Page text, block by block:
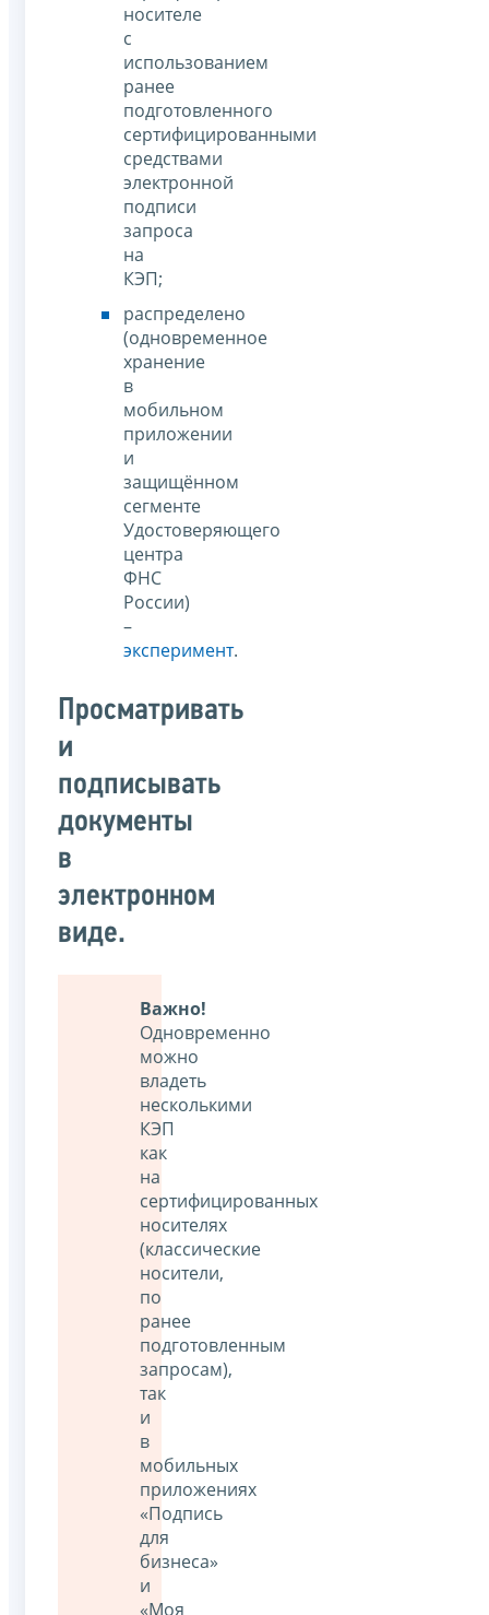
носителе
с
использованием
ранее
подготовленного
сертифицированными
средствами
электронной
подписи
запроса
на
КЭП;
распределено
(одновременное
хранение
в
мобильном
приложении
и
защищённом
сегменте
Удостоверяющего
центра
ФНС
России)
–
эксперимент.
Просматривать
и
подписывать
документы
в
электронном
виде.
Важно!
Одновременно
можно
владеть
несколькими
КЭП
как
на
сертифицированных
носителях
(классические
носители,
по
ранее
подготовленным
запросам),
так
и
в
мобильных
приложениях
«Подпись
для
бизнеса»
и
«Моя